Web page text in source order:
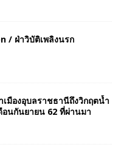
/ ฝ่าวิบัติเพลิงนรก
มืองอุบลราชธานีถึงวิกฤตน้ำ
นกันยายน 62 ที่ผ่านมา